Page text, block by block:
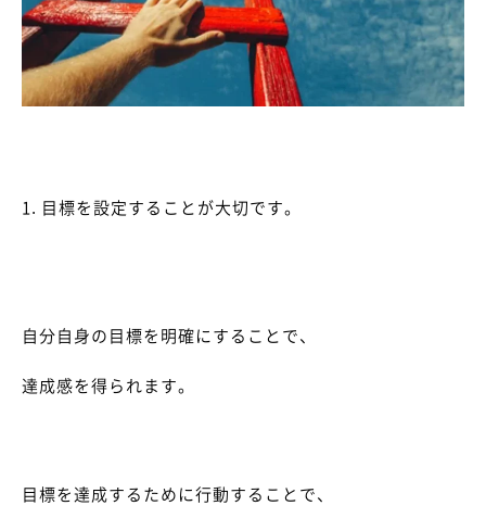
1. 目標を設定することが大切です。
自分自身の目標を明確にすることで、
達成感を得られます。
目標を達成するために行動することで、